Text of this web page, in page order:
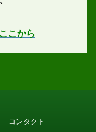
こから
コンタクト